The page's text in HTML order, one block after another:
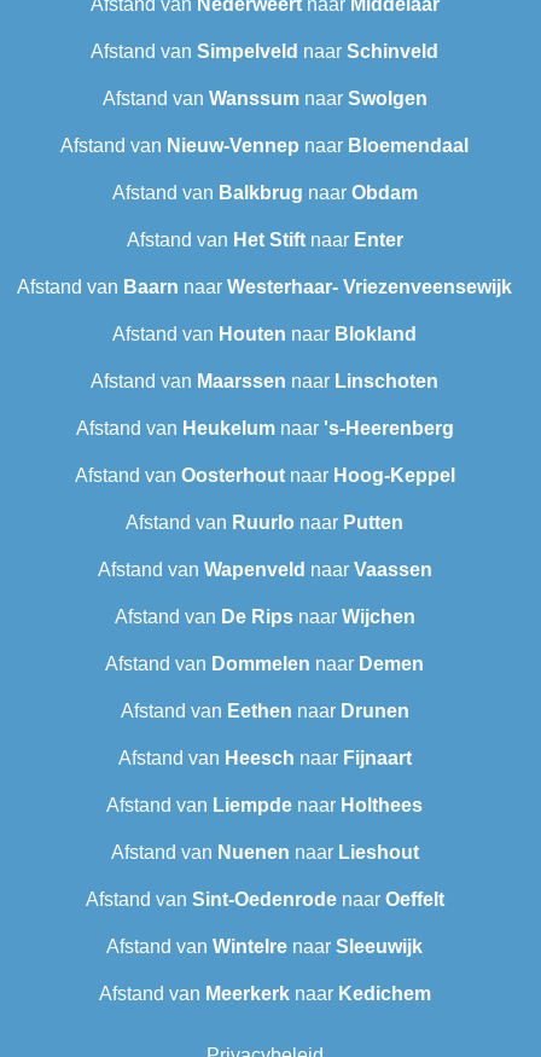
Afstand van Nederweertnaar Middelaar
Afstand van Simpelveld naar Schinveld
Afstand van Wanssumnaar Swolgen
Afstand van Nieuw-Vennep naar Bloemendaal
Afstand van Balkbrug naar Obdam
Afstand van Het Stiftnaar Enter
Afstand van Baarn naar Westerhaar- Vriezenveensewijk
Afstand van Houten naar Blokland
Afstand van Maarssen naar Linschoten
Afstand van Heukelumnaar 's-Heerenberg
Afstand van Oosterhoutnaar Hoog-Keppel
Afstand van Ruurlo naar Putten
Afstand van Wapenveld naar Vaassen
Afstand van De Ripsnaar Wijchen
Afstand van Dommelen naar Demen
Afstand van Eethen naar Drunen
Afstand van Heesch naar Fijnaart
Afstand van Liempde naar Holthees
Afstand van Nuenen naar Lieshout
Afstand van Sint-Oedenrodenaar Oeffelt
Afstand van Wintelre naar Sleeuwijk
Afstand van Meerkerknaar Kedichem